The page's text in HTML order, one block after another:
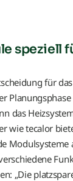
speziell
für
das
wie tecalor
Modulsysteme
„Die